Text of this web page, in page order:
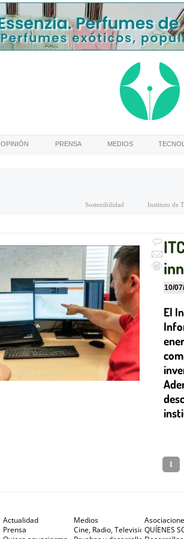
OPINIÓN PRENSA MEDIOS
Sostenibilidad Instituto de
10/
El
1
Actualidad Medios
Prensa Cine, Radio, Televisión e Internet
QUÍENES